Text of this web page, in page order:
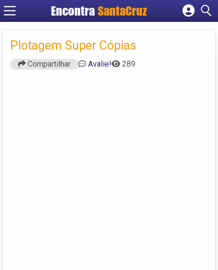
Encontra
Cadastrar empresa
Criar conta
Plotagem Super Cópias
Compartilhar Avalie! 289